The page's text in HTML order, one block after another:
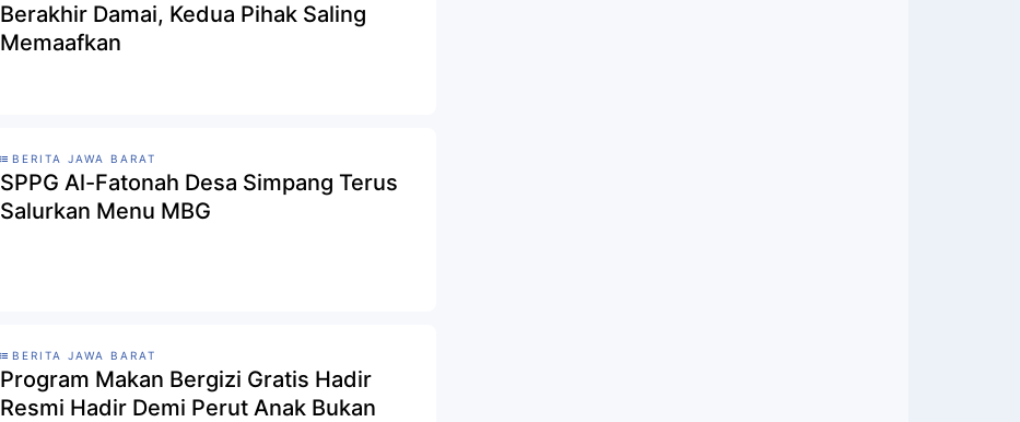
Berakhir Damai, Kedua Pihak Saling
Memaafkan
BERITA JAWA BARAT
SPPG Al-Fatonah Desa Simpang Terus
Salurkan Menu MBG
BERITA JAWA BARAT
Program Makan Bergizi Gratis Hadir
Resmi Hadir Demi Perut Anak Bukan